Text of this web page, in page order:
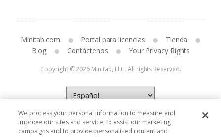
Minitab.com Portal para licencias
Tienda
Blog
Contáctenos Your Privacy Rights
Copyright © 2026 Minitab, LLC. All rights Reserved.
We process your personal information to measure and
improve our sites and service, to assist our marketing
campaigns and to provide personalised content and